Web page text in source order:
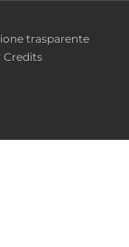
trasparente
Credits